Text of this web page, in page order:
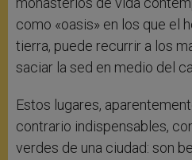
como «oasis» en los que el
tierra, puede recurrir a los
saciar la sed en medio del
Estos lugares,
contrario indispensables,
verdes de una ciudad: son